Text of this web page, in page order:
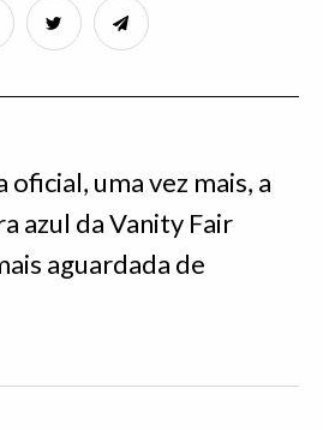
uma vez mais, a
azul da Vanity Fair
aguardada de